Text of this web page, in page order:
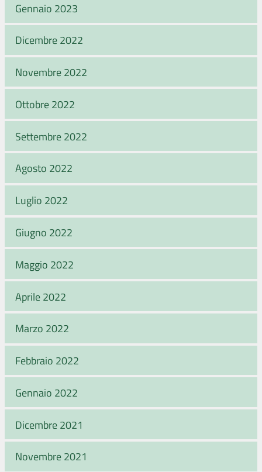
Gennaio 2023
Dicembre 2022
Novembre 2022
Ottobre 2022
Settembre 2022
Agosto 2022
Luglio 2022
Giugno 2022
Maggio 2022
Aprile 2022
Marzo 2022
Febbraio 2022
Gennaio 2022
Dicembre 2021
Novembre 2021